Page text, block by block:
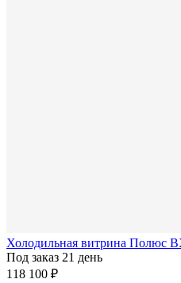
Холодильная витрина Полюс
Под заказ 21 день
118 100 ₽